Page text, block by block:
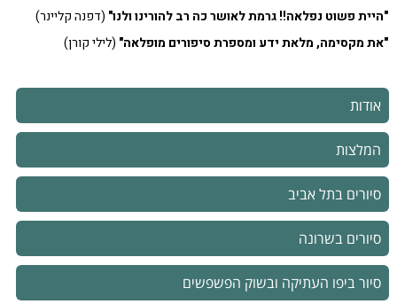
"היית פשוט נפלאה!! גרמת לאושר כה רב להורינו ולנו" (דפנה קליינר)
"את מקסימה, מלאת ידע ומספרת סיפורים מופלאה" (לילי קורן)
אודות
המלצות
סיורים בתל אביב
סיורים בשרונה
סיור ביפו העתיקה ובשוק הפשפשים